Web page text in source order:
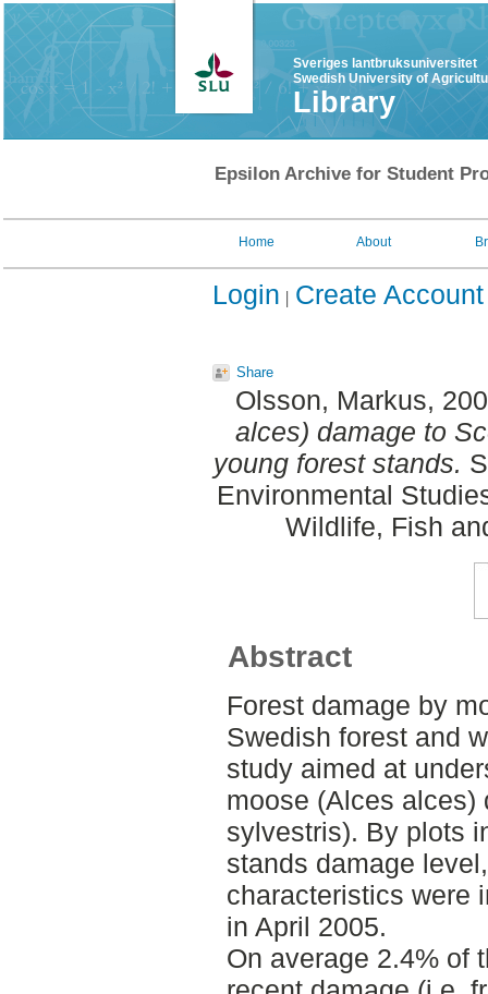
Sveriges lantbruksuniversitet
Swedish University of
Library
Epsilon Archive for Student
Home About
Login Create Account
Share
Olsson, Markus,
alces) damage to
young forest stands.
Environmental
Wildlife, Fish
Abstract
Forest damage by
Swedish forest and
study aimed at
moose (Alces alces)
sylvestris). By plots
stands damage
characteristics were
in April 2005.
On average 2.4% of